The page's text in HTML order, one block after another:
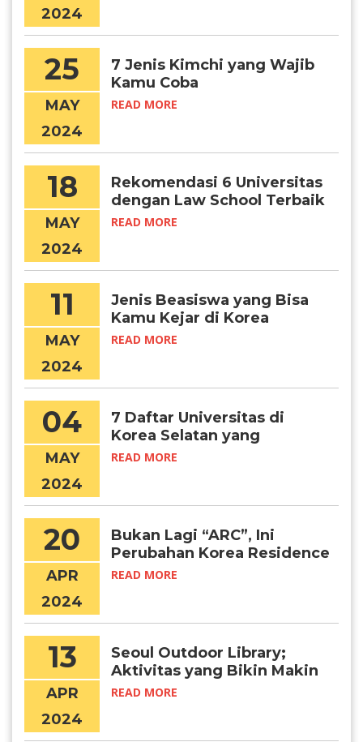
2024
25
MAY
2024
7 Jenis Kimchi yang Wajib
Kamu Coba
READ MORE
18
MAY
2024
Rekomendasi 6 Universitas
dengan Law School Terbaik
di Korea
READ MORE
11
MAY
2024
Jenis Beasiswa yang Bisa
Kamu Kejar di Korea
University
READ MORE
04
MAY
2024
7 Daftar Universitas di
Korea Selatan yang
Menawarkan Program
READ MORE
20
APR
2024
Bukan Lagi “ARC”, Ini
Perubahan Korea Residence
Card yang Perlu Kamu Tahu
READ MORE
13
APR
2024
Seoul Outdoor Library;
Aktivitas yang Bikin Makin
Produktif di 2024
READ MORE